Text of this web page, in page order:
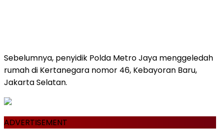
Sebelumnya, penyidik Polda Metro Jaya menggeledah
rumah di Kertanegara nomor 46, Kebayoran Baru,
Jakarta Selatan.
ADVERTISEMENT